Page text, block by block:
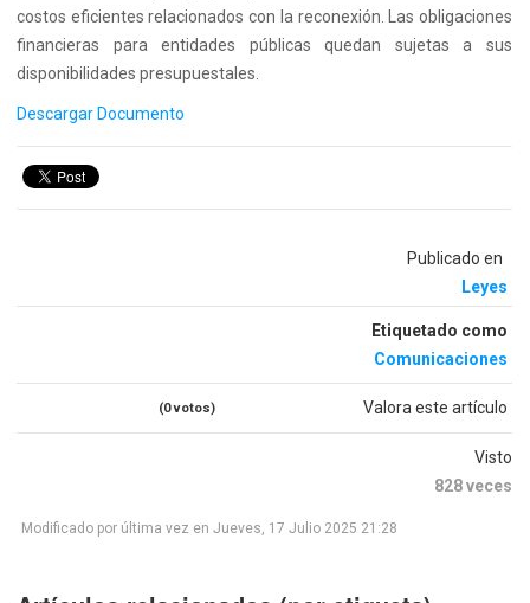
Publicado en
Leyes
Etiquetado como
Comunicaciones
Valora este artículo
(0 votos)
Visto
828 veces
costos eficientes relacionados con la reconexión. Las obligaciones
financieras para entidades públicas quedan sujetas a sus
disponibilidades presupuestales.
Descargar Documento
Modificado por última vez en Jueves, 17 Julio 2025 21:28